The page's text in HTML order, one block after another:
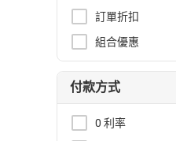
訂單折扣
組合優惠
付款方式
0 利率